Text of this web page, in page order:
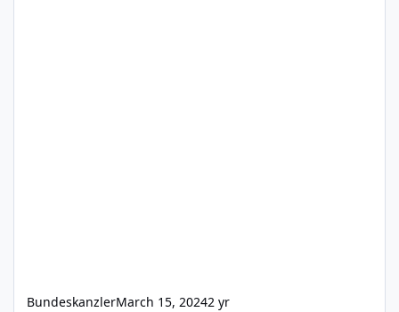
BundeskanzlerMarch 15, 20242 yr